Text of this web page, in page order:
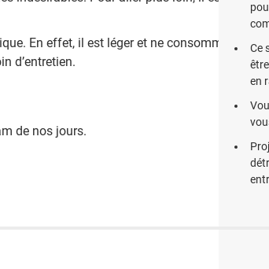
En effet, il est léger et ne consomme que
d’entretien.
de nos jours.
Ce
en